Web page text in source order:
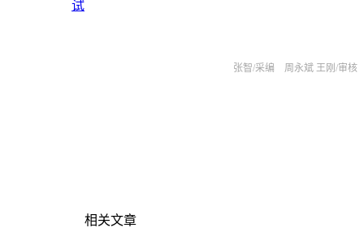
试
张智/采编 周永斌 王刚 /审核
相关文章